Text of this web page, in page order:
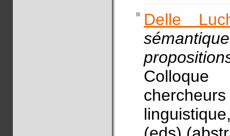
Delle
Colloque